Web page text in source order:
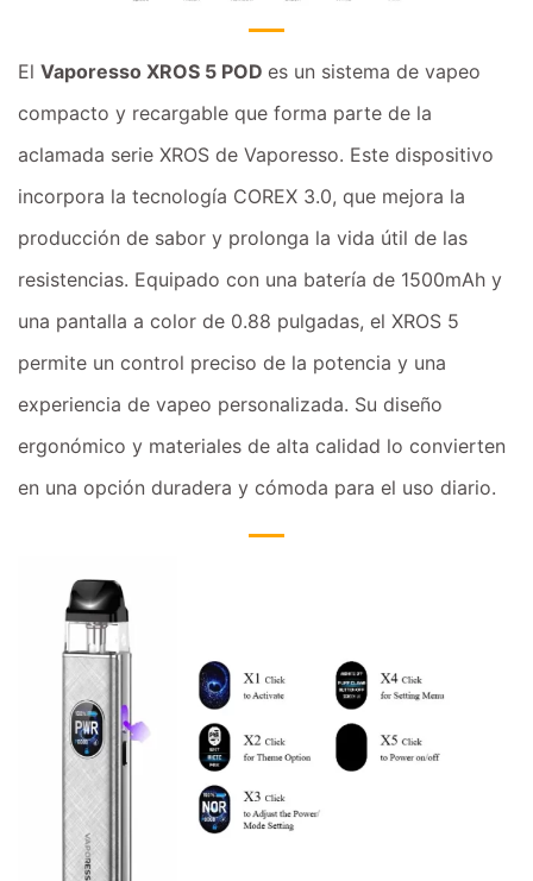
El Vaporesso XROS 5 POD es un sistema de vapeo
compacto y recargable que forma parte de la
aclamada serie XROS de Vaporesso. Este dispositivo
incorpora la tecnología COREX 3.0, que mejora la
producción de sabor y prolonga la vida útil de las
resistencias. Equipado con una batería de 1500mAh y
una pantalla a color de 0.88 pulgadas, el XROS 5
permite un control preciso de la potencia y una
experiencia de vapeo personalizada. Su diseño
ergonómico y materiales de alta calidad lo convierten
en una opción duradera y cómoda para el uso diario.